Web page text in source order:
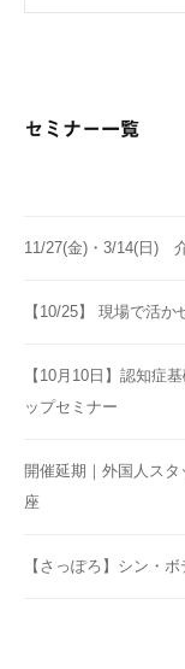
セミナー一覧
11/27(金)・3/14(日)
【10/25】 現場で活
【10月10日】認知症
ップセミナー
開催延期｜外国人ス
座
【さっぽろ】シン・